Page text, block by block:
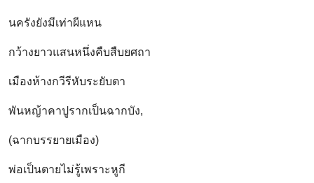
นครังยังมีเท่าผีแหน
กว้างยาวแสนหนึ่งคืบสืบยศถา
เมืองห้างกวีรีหับระยับตา
พันหญ้าคาปูรากเป็นฉากบัง,
(ฉากบรรยายเมือง)
พ่อเป็นตายไม่รู้เพราะหูกี